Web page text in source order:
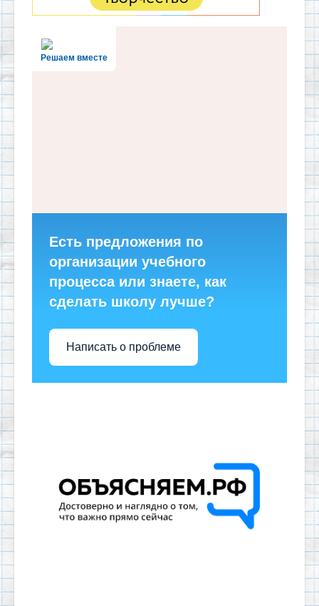
Решаем вместе
Есть предложения по
организации учебного
процесса или знаете, как
сделать школу лучше?
Написать о проблеме